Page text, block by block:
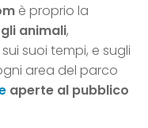
è proprio la
animali,
sui suoi tempi, e sugli
area del parco
aperte al pubblico